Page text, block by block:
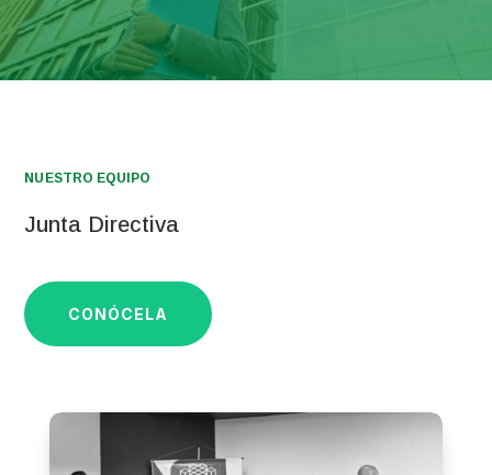
NUESTRO EQUIPO
Junta Directiva
CONÓCELA